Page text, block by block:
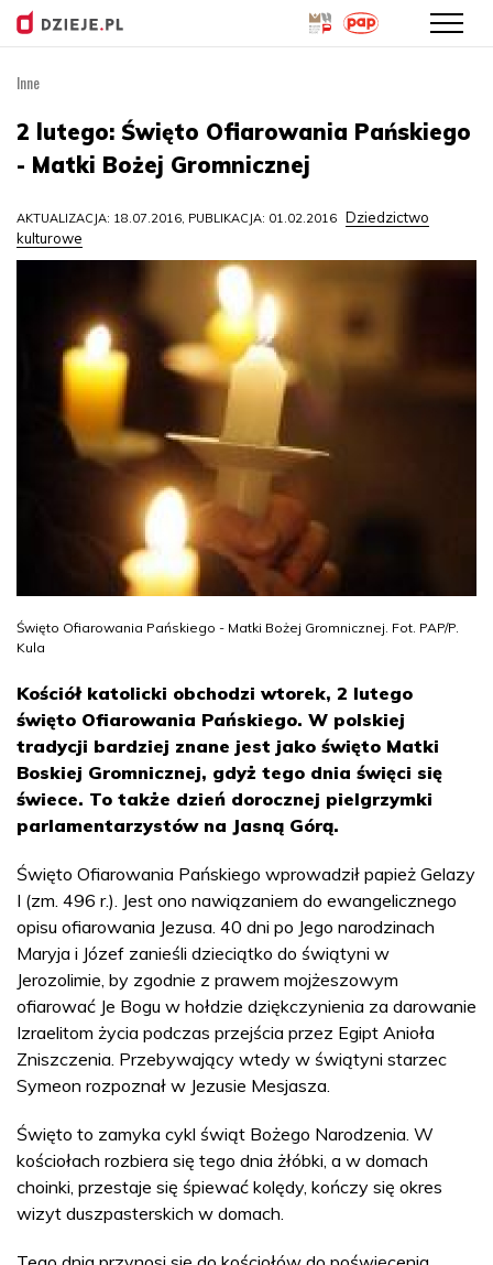
treści
Inne
2 lutego: Święto Ofiarowania Pańskiego
- Matki Bożej Gromnicznej
AKTUALIZACJA: 18.07.2016, PUBLIKACJA: 01.02.2016 Dziedzictwo
kulturowe
Święto Ofiarowania Pańskiego - Matki Bożej Gromnicznej. Fot. PAP/P.
Kula
Kościół katolicki obchodzi wtorek, 2 lutego
święto Ofiarowania Pańskiego. W polskiej
tradycji bardziej znane jest jako święto Matki
Boskiej Gromnicznej, gdyż tego dnia święci się
świece. To także dzień dorocznej pielgrzymki
parlamentarzystów na Jasną Górą.
Święto Ofiarowania Pańskiego wprowadził papież Gelazy
I (zm. 496 r.). Jest ono nawiązaniem do ewangelicznego
opisu ofiarowania Jezusa. 40 dni po Jego narodzinach
Maryja i Józef zanieśli dzieciątko do świątyni w
Jerozolimie, by zgodnie z prawem mojżeszowym
ofiarować Je Bogu w hołdzie dziękczynienia za darowanie
Izraelitom życia podczas przejścia przez Egipt Anioła
Zniszczenia. Przebywający wtedy w świątyni starzec
Symeon rozpoznał w Jezusie Mesjasza.
Święto to zamyka cykl świąt Bożego Narodzenia. W
kościołach rozbiera się tego dnia żłóbki, a w domach
choinki, przestaje się śpiewać kolędy, kończy się okres
wizyt duszpasterskich w domach.